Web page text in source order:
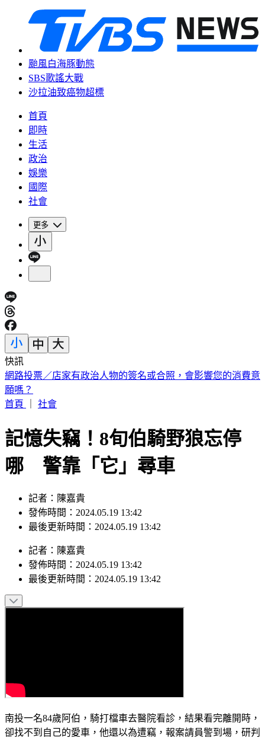
颱風白海豚動態
SBS歌謠大戰
沙拉油致癌物超標
首頁
即時
生活
政治
娛樂
國際
社會
更多
快訊
勸學生回座位遭刺傷！台中女老師「右眼重創恐失明」決定提
告
首頁
社會
記憶失竊！8旬伯騎野狼忘停
哪 警靠「它」尋車
記者：陳嘉貴
發佈時間：2024.05.19 13:42
最後更新時間：2024.05.19 13:42
記者 ： 陳嘉貴
發佈時間： 2024.05.19 13:42
最後更新時間： 2024.05.19 13:42
南投一名84歲阿伯，騎打檔車去醫院看診，結果看完離開時，
卻找不到自己的愛車，他還以為遭竊，報案請員警到場，研判